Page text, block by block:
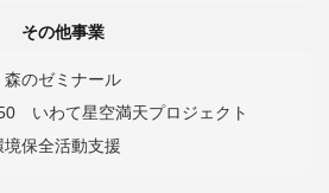
その他事業
森のゼミナール
いわて星空満天プロジェクト
境保全活動支援